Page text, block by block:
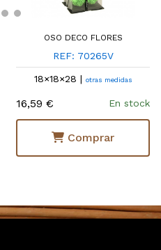
OSO DECO FLORES
REF: 70265V
18×18×28 | otras medidas
16,59 € En stock
Comprar